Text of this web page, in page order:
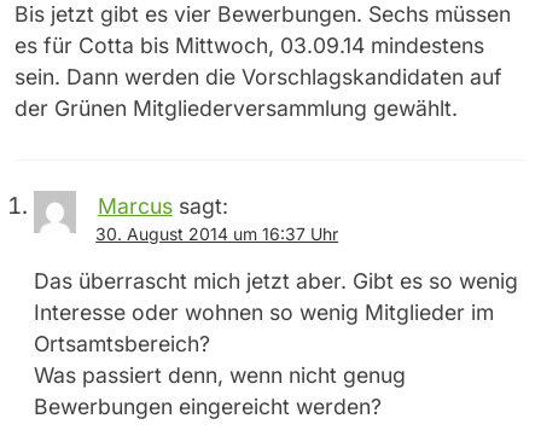
Bis jetzt gibt es vier Bewerbungen. Sechs müssen
es für Cotta bis Mittwoch, 03.09.14 mindestens
sein. Dann werden die Vorschlagskandidaten auf
der Grünen Mitgliederversammlung gewählt.
Marcus sagt:
30. August 2014 um 16:37 Uhr
Das überrascht mich jetzt aber. Gibt es so wenig
Interesse oder wohnen so wenig Mitglieder im
Ortsamtsbereich?
Was passiert denn, wenn nicht genug
Bewerbungen eingereicht werden?